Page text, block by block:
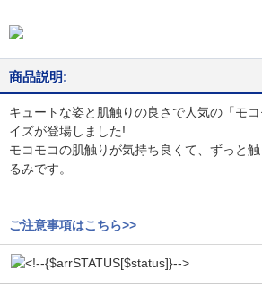
商品説明:
キュートな姿と肌触りの良さで人気の「モ
イズが登場しました!
モコモコの肌触りが気持ち良くて、ずっと
るみです。
ご注意事項はこちら>>